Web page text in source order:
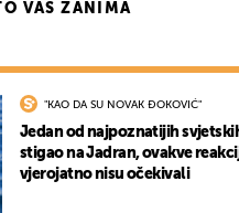
VAS ZANIMA
"KAO DA SU NOVAK ĐOKOVIĆ"
Jedan od najpoznatijih
stigao na Jadran, ovakve
vjerojatno nisu očekivali